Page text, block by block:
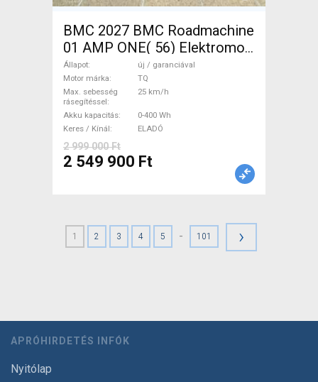
BMC 2027 BMC Roadmachine
01 AMP ONE( 56) Elektromos
Országúti / Gravel TQ új /
garanciával ELADÓ
Állapot
új / garanciával
Motor márka
TQ
Max. sebesség
rásegítéssel
25 km/h
Akku kapacitás
0-400 Wh
Keres / Kínál
ELADÓ
2 999 000 Ft
2 549 900 Ft
1 2 3 4 5 - 101 ›
APRÓHIRDETÉS INFÓK
Nyitólap